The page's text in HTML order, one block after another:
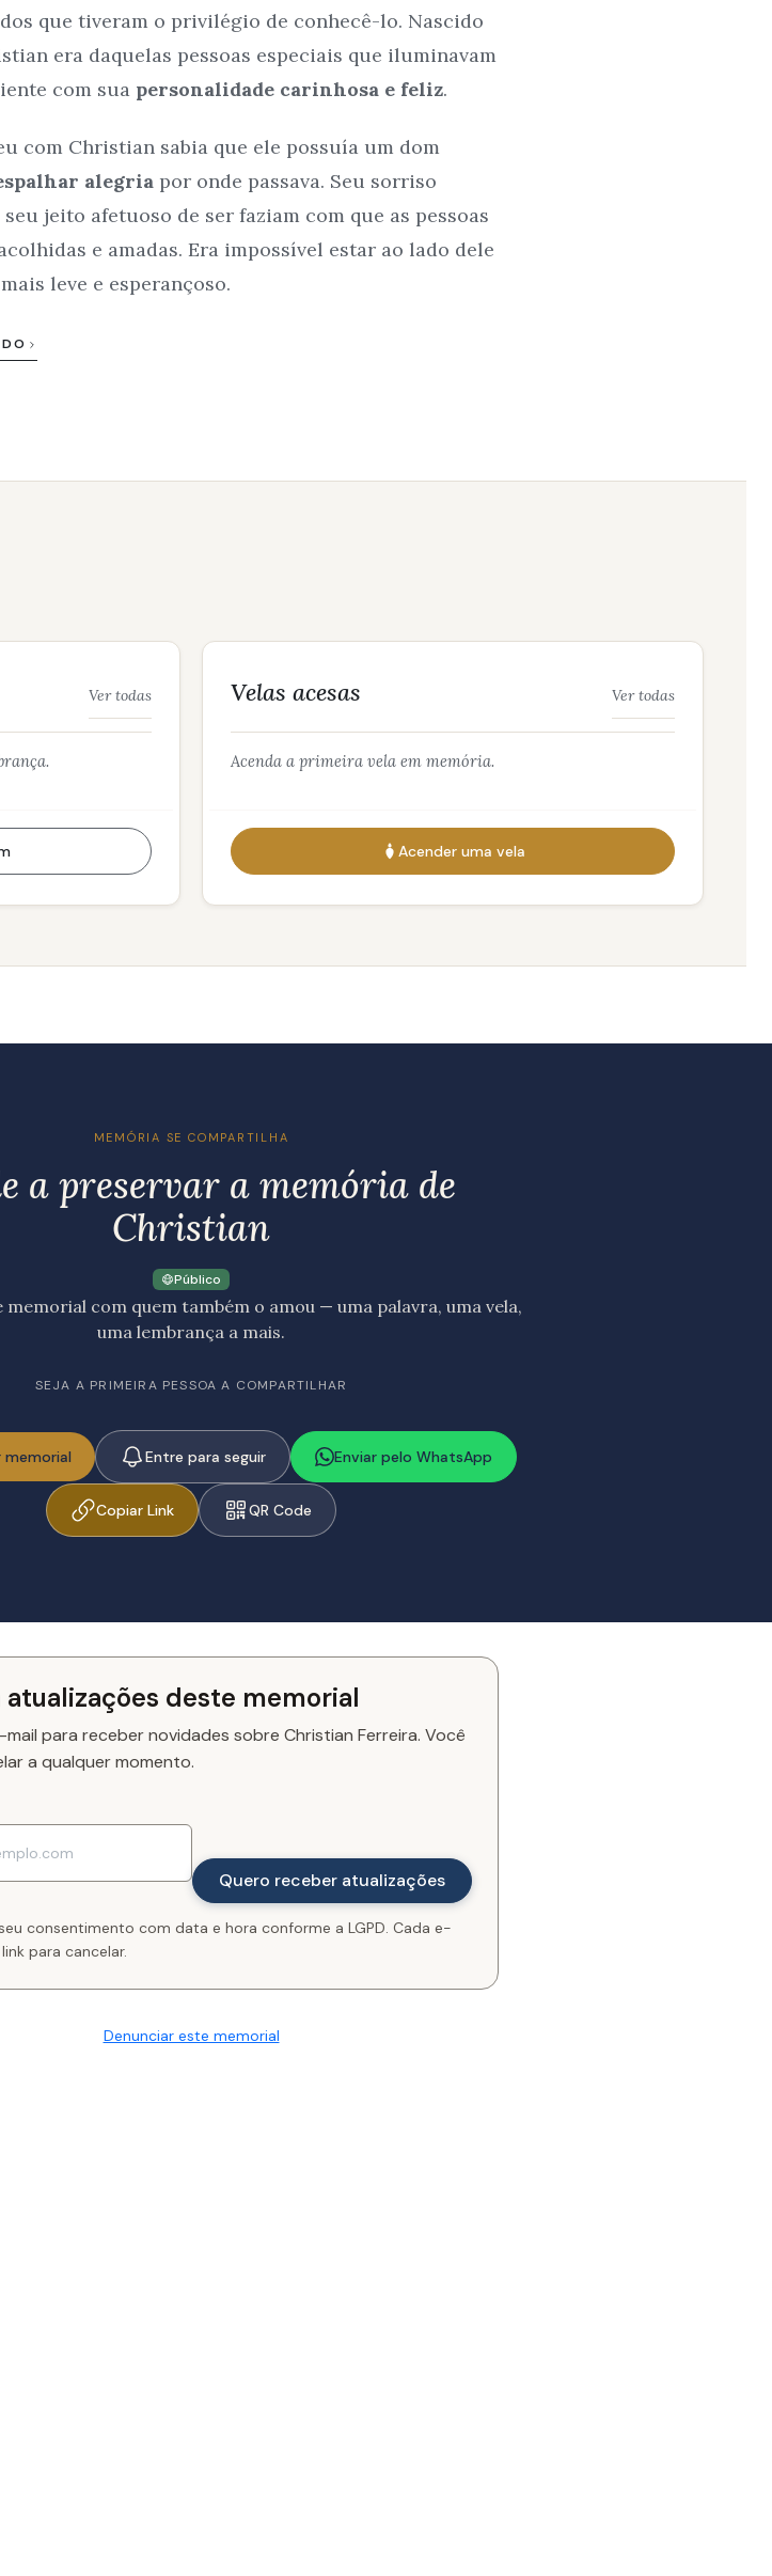
que tiveram o privilégio de conhecê-lo. Nascido
era daquelas pessoas especiais que iluminavam
com sua personalidade carinhosa e feliz.
com Christian sabia que ele possuía um dom
alegria por onde passava. Seu sorriso
jeito afetuoso de ser faziam com que as pessoas
e amadas. Era impossível estar ao lado dele
leve e esperançoso.
Ver todas Velas acesas Ver todas
Acenda a primeira vela em memória.
Acender uma vela
MEMÓRIA SE COMPARTILHA
a preservar a memória de
Christian
Público
com quem também o amou — uma palavra, uma vela,
uma lembrança a mais.
SEJA A PRIMEIRA PESSOA A COMPARTILHAR
Entre para seguir Enviar pelo WhatsApp
Copiar Link QR Code
atualizações deste memorial
mail para receber novidades sobre Christian Ferreira. Você
a qualquer momento.
consentimento com data e hora conforme a LGPD. Cada e-
para cancelar.
Denunciar este memorial